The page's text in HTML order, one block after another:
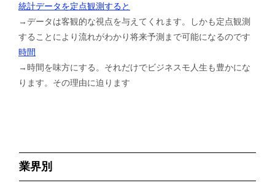
統計データを定点観測すると
→データは客観的な視点を与えてくれます。しかも定点観測
することにより流れがわかり将来予測まで可能になるのです
時間
→時間を味方にする。それだけでビジネスモ人生も豊かにな
ります。その理由に迫ります
業界別